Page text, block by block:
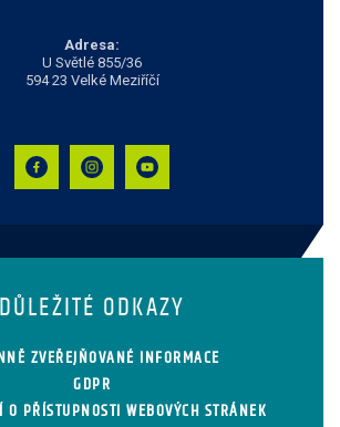
Adresa:
U Světlé 855/36
594 23 Velké Meziříčí
DŮLEŽITÉ ODKAZY
ZVEŘEJŇOVANÉ INFORMACE
GDPR
O PŘÍSTUPNOSTI WEBOVÝCH STRÁNEK